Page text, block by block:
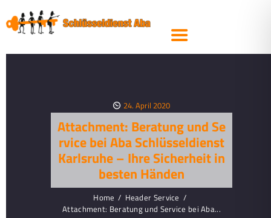
24. April 2020
Attachment: Beratung und Se
rvice bei Aba Schlüsseldienst
Karlsruhe – Ihre Sicherheit in
besten Händen
Home
Header Service
Attachment: Beratung und Service bei Aba...
SCHLIESSANLAGEN
SICHERHEITSTECHNIK
TRESORE
STEMPEL
PRODUKTE
SERVICE
ÜBER UNS
SCHLÜSSEL